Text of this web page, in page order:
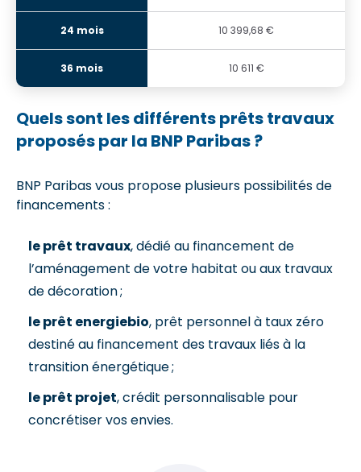
10 399,68 €
10 611 €
Quels sont les différents prêts travaux
proposés par la BNP Paribas ?
BNP Paribas vous propose plusieurs possibilités de
financements :
le prêt travaux, dédié au financement de
l’aménagement de votre habitat ou aux travaux
de décoration ;
le prêt energiebio, prêt personnel à taux zéro
destiné au financement des travaux liés à la
transition énergétique ;
le prêt projet, crédit personnalisable pour
concrétiser vos envies.